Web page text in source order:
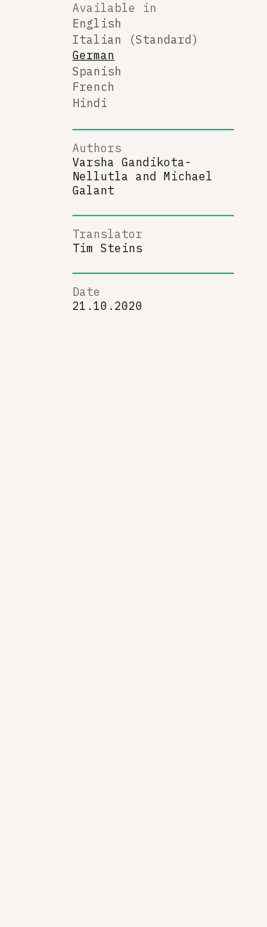
Available in
English
Italian (Standard)
German
Spanish
French
Hindi
Authors
Varsha Gandikota-
Nellutla and Michael
Galant
Translator
Tim Steins
Date
21.10.2020